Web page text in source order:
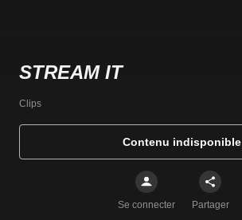
STREAM IT
Clips
Contenu indisponible
Se connecter Partager